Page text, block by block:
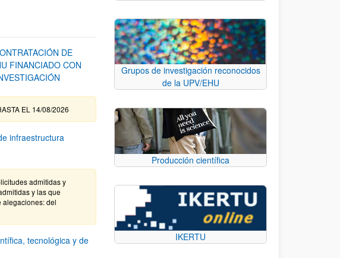
DE
FINANCIADO CON
EL 14/08/2026
infraestructura
admitidas y
y las que
alegaciones: del
tecnológica y de
Grupos de investigación reconocidos
de la UPV/EHU
Producción científica
IKERTU